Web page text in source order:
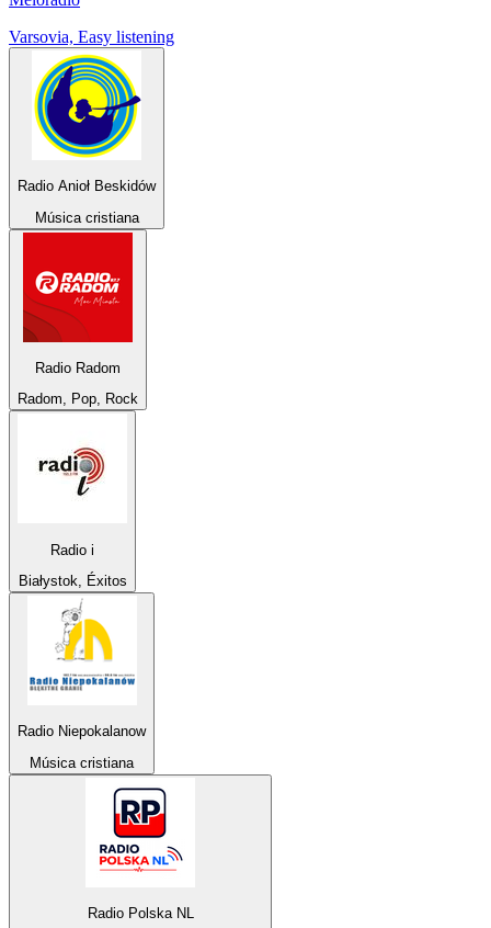
Varsovia, Easy listening
Radio Anioł Beskidów
Música cristiana
Radio Radom
Radom, Pop, Rock
Radio i
Białystok, Éxitos
Radio Niepokalanow
Música cristiana
Radio Polska NL